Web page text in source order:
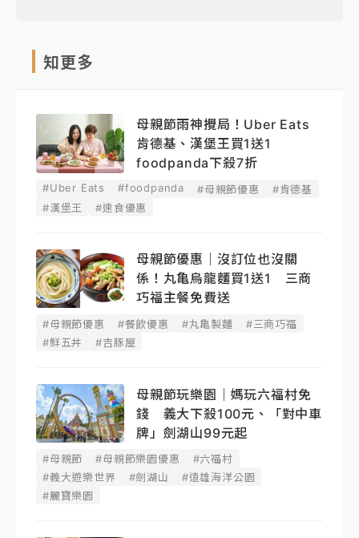
知更多
母親節雨神攪局！Uber Eats
肯德基、漢堡王買1送1
foodpanda下殺7折
#Uber Eats #foodpanda #母親節優惠
#肯德基
#漢堡王
#速食優惠
母親節優惠｜沒訂位也沒關
係！丸亀烏龍麵買1送1 三商
巧福主餐免費送
#母親節優惠 #餐飲優惠 #丸亀製麵
#三商巧福
#鮮五丼
#吉豚屋
母親節玩樂園｜媽玩六福村免
錢 義大下殺100元、「對中車
牌」劍湖山99元起
#母親節 #母親節樂園優惠
#六福村
#義大遊樂世界
#劍湖山
#遠雄海洋公園
#麗寶樂園